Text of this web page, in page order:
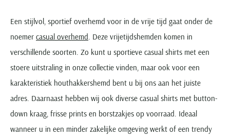
Een stijlvol, sportief overhemd voor in de vrije tijd gaat onder de
noemer casual overhemd. Deze vrijetijdshemden komen in
verschillende soorten. Zo kunt u sportieve casual shirts met een
stoere uitstraling in onze collectie vinden, maar ook voor een
karakteristiek houthakkershemd bent u bij ons aan het juiste
adres. Daarnaast hebben wij ook diverse casual shirts met button-
down kraag, frisse prints en borstzakjes op voorraad. Ideaal
wanneer u in een minder zakelijke omgeving werkt of een trendy